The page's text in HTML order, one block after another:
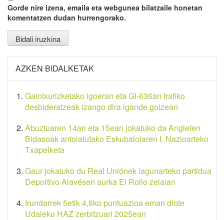
Gorde nire izena, emaila eta webgunea bilatzaile honetan
komentatzen dudan hurrengorako.
AZKEN BIDALKETAK
Gaintxurizketako igoeran eta GI-636an trafiko
desbideratzeak izango dira igande goizean
Abuztuaren 14an eta 15ean jokatuko da Angleten
Bidasoak antolatutako Eskubaloiaren I. Nazioarteko
Txapelketa
Gaur jokatuko du Real Uniónek lagunarteko partidua
Deportivo Alavésen aurka El Rollo zelaian
Irundarrek 5etik 4,8ko puntuazioa eman diote
Udaleko HAZ zerbitzuari 2025ean